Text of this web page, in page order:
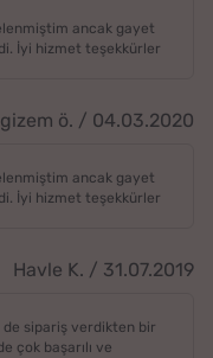
ancak gayet
İyi hizmet teşekkürler
gizem ö. / 04.03.2020
ancak gayet
İyi hizmet teşekkürler
Havle K. / 31.07.2019
sipariş verdikten bir
çok başarılı ve